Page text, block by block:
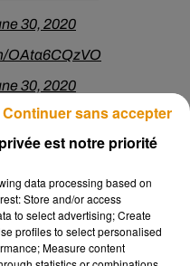
30, 2020
OAta6CQzVO
30, 2020
meubles cassés et
acheteurs seront sans
TwistedSifter a son
plutôt un
d’acquérir un terrain
maison. Le but serait
est notre priorité
data processing based on
Store and/or access
to select advertising; Create
profiles to select personalised
Measure content
Continuer sans accepter